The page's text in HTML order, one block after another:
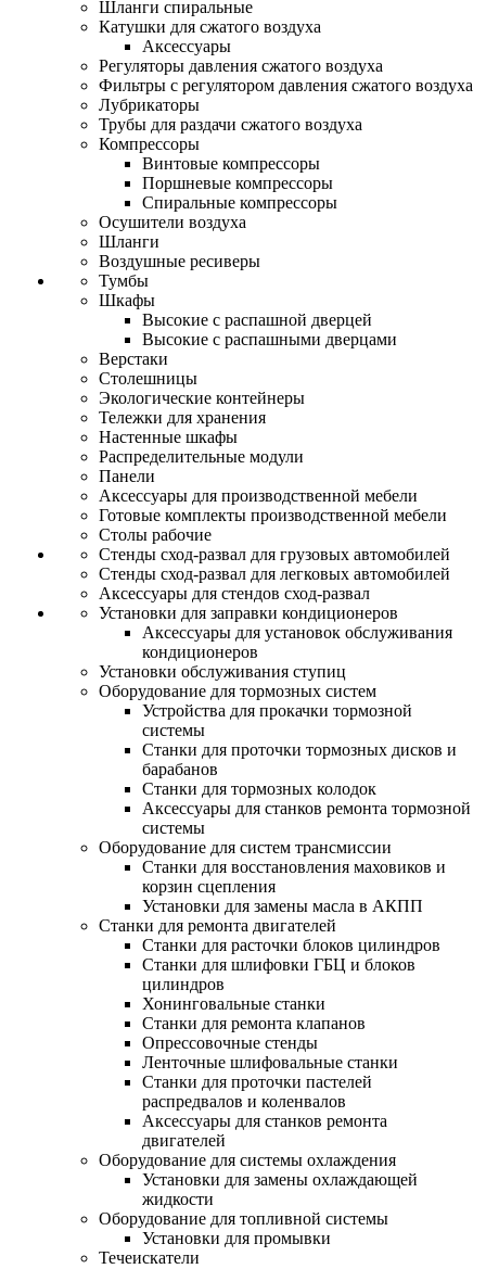
Шланги спиральные
Катушки для сжатого воздуха
Аксессуары
Регуляторы давления сжатого воздуха
Фильтры с регулятором давления сжатого воздуха
Лубрикаторы
Трубы для раздачи сжатого воздуха
Компрессоры
Винтовые компрессоры
Поршневые компрессоры
Спиральные компрессоры
Осушители воздуха
Шланги
Воздушные ресиверы
Тумбы
Шкафы
Высокие с распашной дверцей
Высокие с распашными дверцами
Верстаки
Столешницы
Экологические контейнеры
Тележки для хранения
Настенные шкафы
Распределительные модули
Панели
Аксессуары для производственной мебели
Готовые комплекты производственной мебели
Столы рабочие
Стенды сход-развал для грузовых автомобилей
Стенды сход-развал для легковых автомобилей
Аксессуары для стендов сход-развал
Установки для заправки кондиционеров
Аксессуары для установок обслуживания
кондиционеров
Установки обслуживания ступиц
Оборудование для тормозных систем
Устройства для прокачки тормозной
системы
Станки для проточки тормозных дисков и
барабанов
Станки для тормозных колодок
Аксессуары для станков ремонта тормозной
системы
Оборудование для систем трансмиссии
Станки для восстановления маховиков и
корзин сцепления
Установки для замены масла в АКПП
Станки для ремонта двигателей
Станки для расточки блоков цилиндров
Станки для шлифовки ГБЦ и блоков
цилиндров
Хонинговальные станки
Станки для ремонта клапанов
Опрессовочные стенды
Ленточные шлифовальные станки
Станки для проточки пастелей
распредвалов и коленвалов
Аксессуары для станков ремонта
двигателей
Оборудование для системы охлаждения
Установки для замены охлаждающей
жидкости
Оборудование для топливной системы
Установки для промывки
Течеискатели